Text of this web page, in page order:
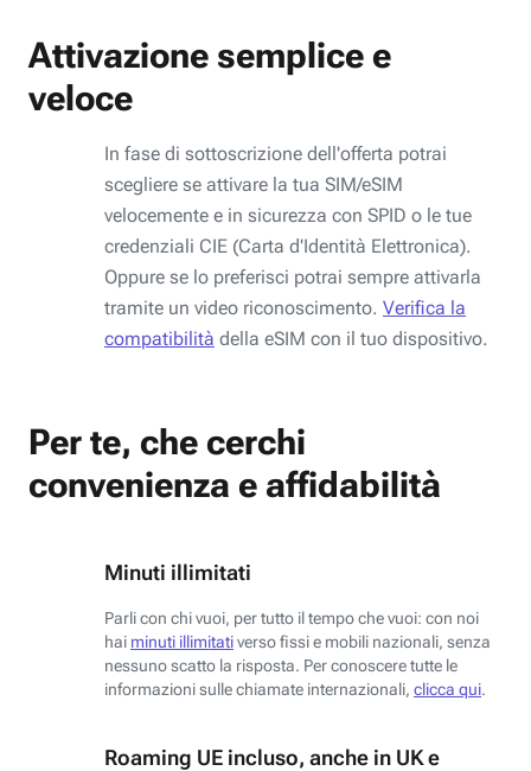
Attivazione semplice e
veloce
In fase di sottoscrizione dell'offerta potrai
scegliere se attivare la tua SIM/eSIM
velocemente e in sicurezza con SPID o le tue
credenziali CIE (Carta d'Identità Elettronica).
Oppure se lo preferisci potrai sempre attivarla
tramite un video riconoscimento. Verifica la
compatibilità della eSIM con il tuo dispositivo.
Per te, che cerchi
convenienza e affidabilità
Minuti illimitati
Parli con chi vuoi, per tutto il tempo che vuoi: con noi
hai minuti illimitativerso fissi e mobili nazionali, senza
nessuno scatto la risposta. Per conoscere tutte le
informazioni sulle chiamate internazionali, clicca qui.
Roaming UE incluso, anche in UK e